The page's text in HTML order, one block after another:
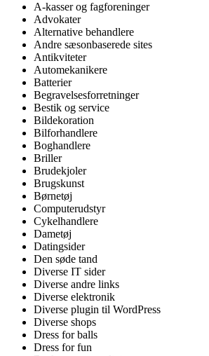
A-kasser og fagforeninger
Advokater
Alternative behandlere
Andre sæsonbaserede sites
Antikviteter
Automekanikere
Batterier
Begravelsesforretninger
Bestik og service
Bildekoration
Bilforhandlere
Boghandlere
Briller
Brudekjoler
Brugskunst
Børnetøj
Computerudstyr
Cykelhandlere
Dametøj
Datingsider
Den søde tand
Diverse IT sider
Diverse andre links
Diverse elektronik
Diverse plugin til WordPress
Diverse shops
Dress for balls
Dress for fun